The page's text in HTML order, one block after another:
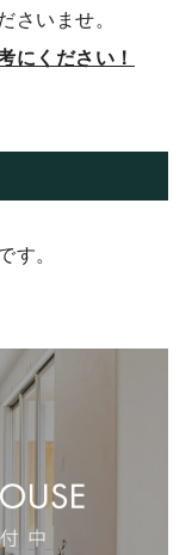
さいませ。
にください！
す。